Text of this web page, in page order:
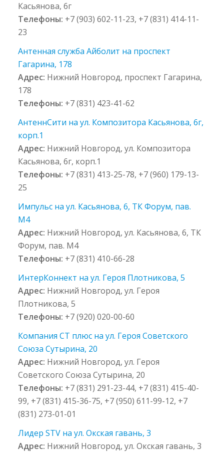
Касьянова, 6г
Телефоны: +7 (903) 602-11-23, +7 (831) 414-11-
23
Антенная служба Айболит на проспект
Гагарина, 178
Адрес: Нижний Новгород, проспект Гагарина,
178
Телефоны: +7 (831) 423-41-62
АнтеннСити на ул. Композитора Касьянова, 6г,
корп.1
Адрес: Нижний Новгород, ул. Композитора
Касьянова, 6г, корп.1
Телефоны: +7 (831) 413-25-78, +7 (960) 179-13-
25
Импульс на ул. Касьянова, 6, ТК Форум, пав.
М4
Адрес: Нижний Новгород, ул. Касьянова, 6, ТК
Форум, пав. М4
Телефоны: +7 (831) 410-66-28
ИнтерКоннект на ул. Героя Плотникова, 5
Адрес: Нижний Новгород, ул. Героя
Плотникова, 5
Телефоны: +7 (920) 020-00-60
Компания СТ плюс на ул. Героя Советского
Союза Сутырина, 20
Адрес: Нижний Новгород, ул. Героя
Советского Союза Сутырина, 20
Телефоны: +7 (831) 291-23-44, +7 (831) 415-40-
99, +7 (831) 415-36-75, +7 (950) 611-99-12, +7
(831) 273-01-01
Лидер STV на ул. Окская гавань, 3
Адрес: Нижний Новгород, ул. Окская гавань, 3